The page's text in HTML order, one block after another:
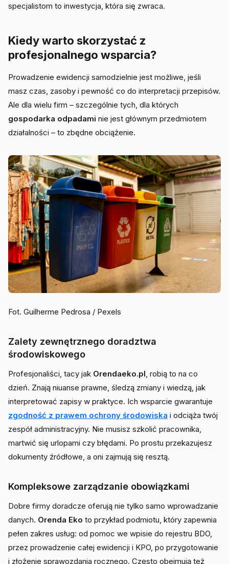
specjalistom to inwestycja, która się zwraca.
Kiedy warto skorzystać z
profesjonalnego wsparcia?
Prowadzenie ewidencji samodzielnie jest możliwe, jeśli
masz czas, zasoby i pewność co do interpretacji przepisów.
Ale dla wielu firm – szczególnie tych, dla których
gospodarka odpadami nie jest głównym przedmiotem
działalności – to zbędne obciążenie.
Fot. Guilherme Pedrosa / Pexels
Zalety zewnętrznego doradztwa
środowiskowego
Profesjonaliści, tacy jak Orendaeko.pl, robią to na co
dzień. Znają niuanse prawne, śledzą zmiany i wiedzą, jak
interpretować zapisy w praktyce. Ich wsparcie gwarantuje
zgodność z prawem ochrony środowiska i odciąża twój
zespół administracyjny. Nie musisz szkolić pracownika,
martwić się urlopami czy błędami. Po prostu przekazujesz
dokumenty źródłowe, a oni zajmują się resztą.
Kompleksowe zarządzanie obowiązkami
Dobre firmy doradcze oferują nie tylko samo wprowadzanie
danych. Orenda Eko to przykład podmiotu, który zapewnia
pełen zakres usług: od pomoc we wpisie do rejestru BDO,
przez prowadzenie całej ewidencji i KPO, po przygotowanie
i złożenie sprawozdania rocznego. Często obejmują też